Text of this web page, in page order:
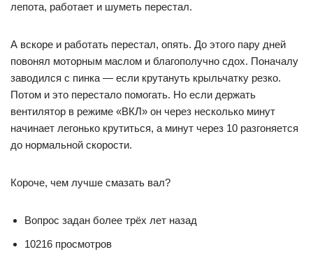
лепота, работает и шуметь перестал.
А вскоре и работать перестал, опять. До этого пару дней
повонял моторным маслом и благополучно сдох. Поначалу
заводился с пинка — если крутануть крыльчатку резко.
Потом и это перестало помогать. Но если держать
вентилятор в режиме «ВКЛ» он через несколько минут
начинает легонько крутиться, а минут через 10 разгоняется
до нормальной скорости.
Короче, чем лучше смазать вал?
Вопрос задан более трёх лет назад
10216 просмотров